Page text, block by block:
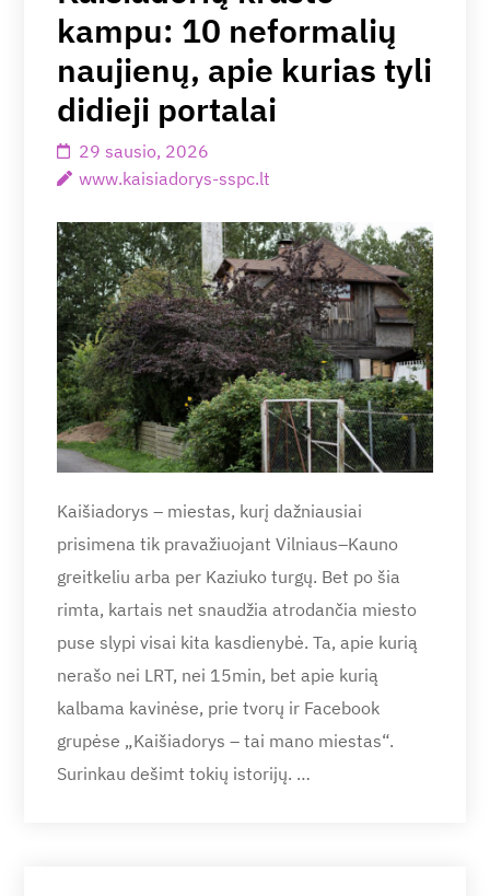
kampu: 10 neformalių
naujienų, apie kurias tyli
didieji portalai
29 sausio, 2026
www.kaisiadorys-sspc.lt
Kaišiadorys – miestas, kurį dažniausiai
prisimena tik pravažiuojant Vilniaus–Kauno
greitkeliu arba per Kaziuko turgų. Bet po šia
rimta, kartais net snaudžia atrodančia miesto
puse slypi visai kita kasdienybė. Ta, apie kurią
nerašo nei LRT, nei 15min, bet apie kurią
kalbama kavinėse, prie tvorų ir Facebook
grupėse „Kaišiadorys – tai mano miestas“.
Surinkau dešimt tokių istorijų. …